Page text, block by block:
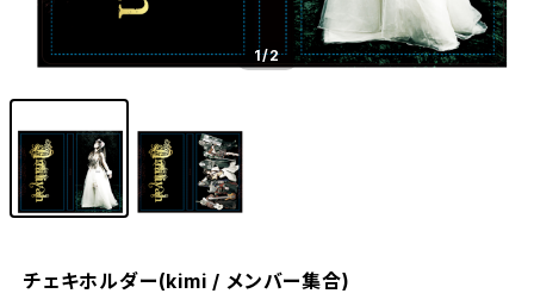
1/2
チェキホルダー(kimi / メンバー集合)